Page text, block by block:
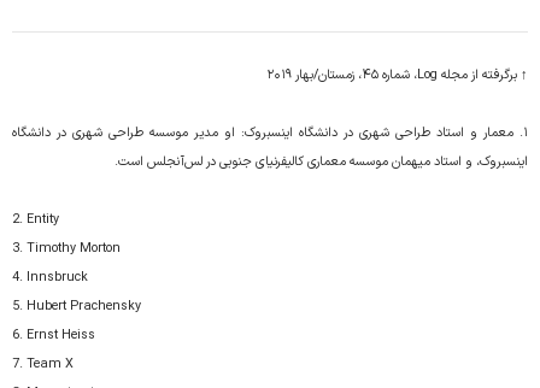
↑ برگرفته از مجله Log، شماره ۴۵، زمستان/بهار ۲۰۱۹
۱. معمار و استاد طراحی شهری در دانشگاه اینسبروک: او مدیر موسسه‌ طراحی شهری در دانشگاه
اینسبروک، و استاد میهمان موسسه‌ معماری کالیفرنیای جنوبی در لس‌آنجلس است.
2. Entity
3. Timothy Morton
4. Innsbruck
5. Hubert Prachensky
6. Ernst Heiss
7. Team X